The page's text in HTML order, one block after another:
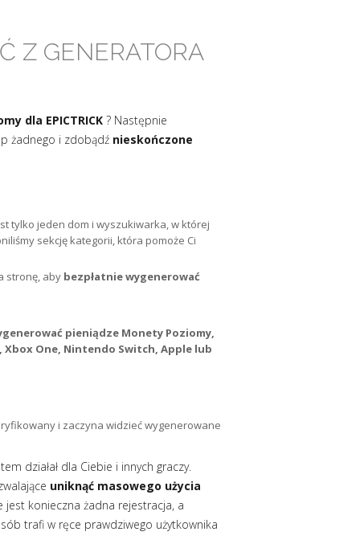
Z GENERATORA
dla EPICTRICK ? Następnie
żadnego i zdobądź nieskończone
tylko jeden dom i wyszukiwarka, w której
sekcję kategorii, która pomoże Ci
stronę, aby bezpłatnie wygenerować
pieniądze Monety Poziomy,
Xbox One, Nintendo Switch, Apple lub
i zaczyna widzieć wygenerowane
działał dla Ciebie i innych graczy.
uniknąć masowego użycia
konieczna żadna rejestracja, a
trafi w ręce prawdziwego użytkownika